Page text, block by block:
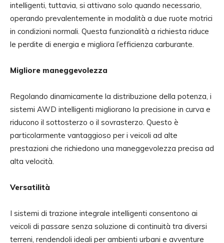
intelligenti, tuttavia, si attivano solo quando necessario,
operando prevalentemente in modalità a due ruote motrici
in condizioni normali. Questa funzionalità a richiesta riduce
le perdite di energia e migliora l’efficienza carburante.
Migliore maneggevolezza
Regolando dinamicamente la distribuzione della potenza, i
sistemi AWD intelligenti migliorano la precisione in curva e
riducono il sottosterzo o il sovrasterzo. Questo è
particolarmente vantaggioso per i veicoli ad alte
prestazioni che richiedono una maneggevolezza precisa ad
alta velocità.
Versatilità
I sistemi di trazione integrale intelligenti consentono ai
veicoli di passare senza soluzione di continuità tra diversi
terreni, rendendoli ideali per ambienti urbani e avventure